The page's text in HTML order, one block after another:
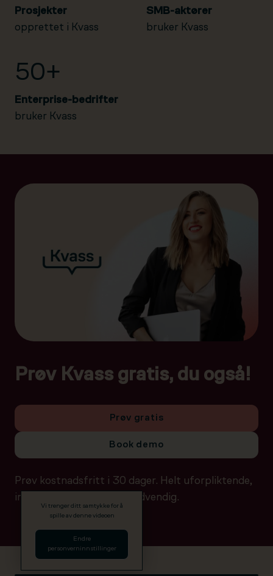
Prosjekter
opprettet i Kvass
SMB-aktører
bruker Kvass
50+
Enterprise-bedrifter
bruker Kvass
Prøv Kvass gratis, du også!
Prøv gratis
Book demo
Prøv kostnadsfritt i 30 dager. Helt uforpliktende,
ingen betalingsdetaljer nødvendig.
Vi trenger ditt samtykke for å
spille av denne videoen
Endre
personverninnstillinger